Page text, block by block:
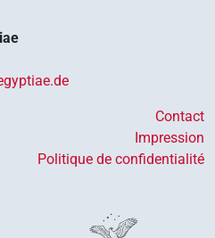
Contact
Impression
Politique de confidentialité